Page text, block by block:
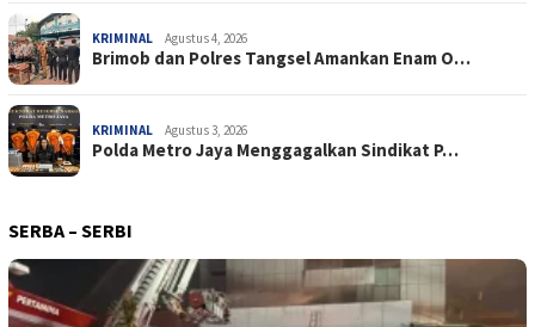
KRIMINAL Agustus 4, 2026
Brimob dan Polres Tangsel Amankan Enam O…
KRIMINAL Agustus 3, 2026
Polda Metro Jaya Menggagalkan Sindikat P…
SERBA – SERBI